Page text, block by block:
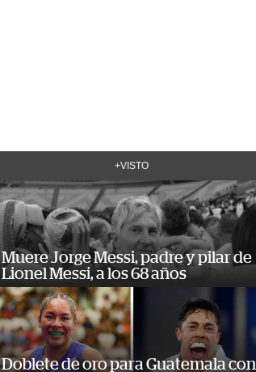
+VISTO
Muere Jorge Messi, padre y pilar de
Lionel Messi, a los 68 años
Doblete de oro para Guatemala con